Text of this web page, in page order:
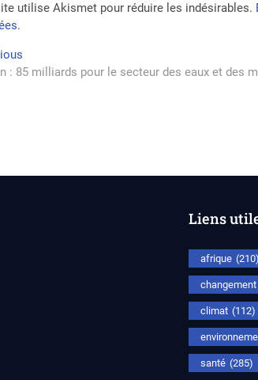
utilise Akismet pour réduire les indésirables.
.
post:
: 85 milliards pour le secteur des eaux et des
Liens
afrique (210)
climat (112)
santé (285)